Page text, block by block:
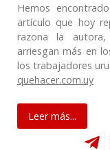
Hemos
artículo que hoy
razona la
arriesgan más en
los trabajadores
quehacer.com.uy
Leer más...